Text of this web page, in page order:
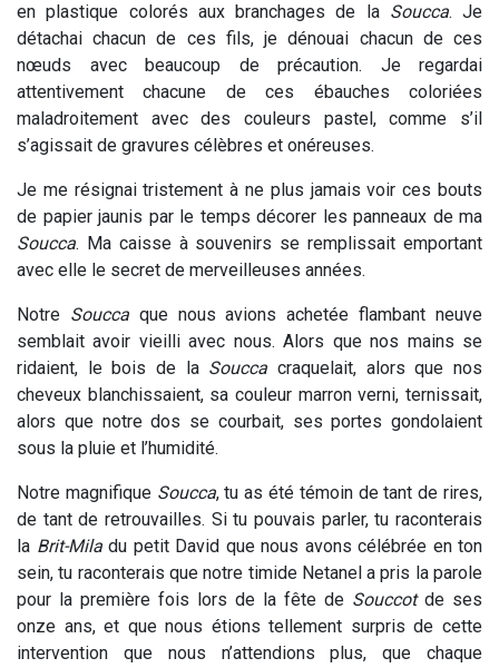
en plastique colorés aux branchages de la Soucca. Je
détachai chacun de ces fils, je dénouai chacun de ces
nœuds avec beaucoup de précaution. Je regardai
attentivement chacune de ces ébauches coloriées
maladroitement avec des couleurs pastel, comme s’il
s’agissait de gravures célèbres et onéreuses.
Je me résignai tristement à ne plus jamais voir ces bouts
de papier jaunis par le temps décorer les panneaux de ma
Soucca. Ma caisse à souvenirs se remplissait emportant
avec elle le secret de merveilleuses années.
Notre Souccaque nous avions achetée flambant neuve
semblait avoir vieilli avec nous. Alors que nos mains se
ridaient, le bois de la Soucca craquelait, alors que nos
cheveux blanchissaient, sa couleur marron verni, ternissait,
alors que notre dos se courbait, ses portes gondolaient
sous la pluie et l’humidité.
Notre magnifique Soucca, tu as été témoin de tant de rires,
de tant de retrouvailles. Si tu pouvais parler, tu raconterais
la Brit-Miladu petit David que nous avons célébrée en ton
sein, tu raconterais que notre timide Netanel a pris la parole
pour la première fois lors de la fête de Souccotde ses
onze ans, et que nous étions tellement surpris de cette
intervention que nous n’attendions plus, que chaque